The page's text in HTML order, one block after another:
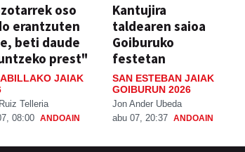
oso
erantzuten
beti daude
prest"
JAIAK
Telleria
08:00 ANDOAIN
Kantujira
taldearen saioa
Goiburuko
festetan
SAN ESTEBAN JAIAK
GOIBURUN 2026
Jon Ander Ubeda
abu 07, 20:37 ANDOAIN